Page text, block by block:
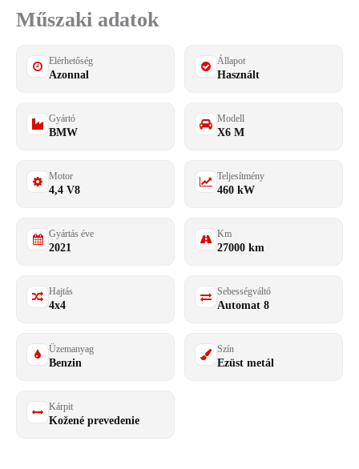
Műszaki adatok
Elérhetőség
Azonnal
Állapot
Használt
Gyártó
BMW
Modell
X6 M
Motor
4,4 V8
Teljesítmény
460 kW
Gyártás éve
2021
Km
27000 km
Hajtás
4x4
Sebességváltó
Automat 8
Üzemanyag
Benzin
Szín
Ezüst metál
Kárpit
Kožené prevedenie